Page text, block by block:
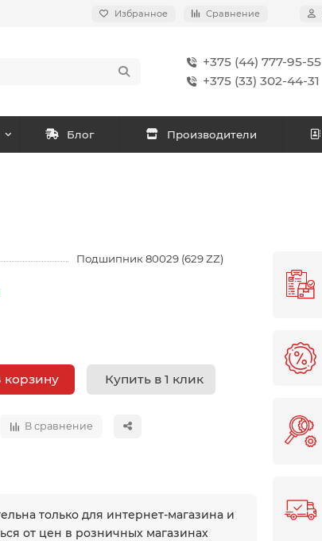
Избранное Сравнение
+375 (44) 777-95-55
+375 (33) 302-44-31
Блог Производители
Подшипник 80029 (629 ZZ)
корзину Купить в 1 клик
В сравнение
только для интернет-магазина и
от цен в розничных магазинах